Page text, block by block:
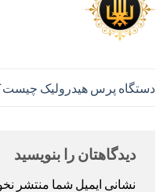
دستگاه پرس هیدرولیک
دیدگاهتان را بنویسید
نشانی ایمیل شما منتشر